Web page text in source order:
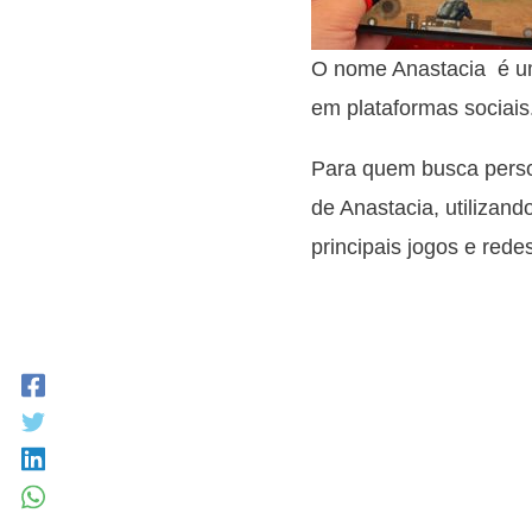
O nome Anastacia é
em plataformas
Para quem busca
de Anastacia,
principais jogos e